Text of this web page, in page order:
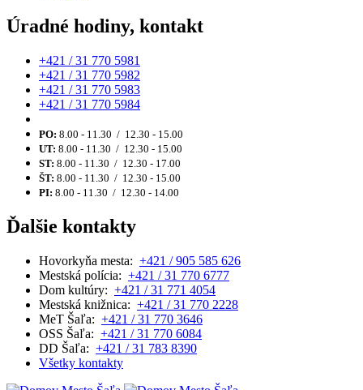
Úradné hodiny, kontakt
+421 / 31 770 5981
+421 / 31 770 5982
+421 / 31 770 5983
+421 / 31 770 5984
PO: 8.00 - 11.30 / 12.30 - 15.00
UT: 8.00 - 11.30 / 12.30 - 15.00
ST: 8.00 - 11.30 / 12.30 - 17.00
ŠT: 8.00 - 11.30 / 12.30 - 15.00
PI: 8.00 - 11.30 / 12.30 - 14.00
Ďalšie kontakty
Hovorkyňa mesta: +421 / 905 585 626
Mestská polícia: +421 / 31 770 6777
Dom kultúry: +421 / 31 771 4054
Mestská knižnica: +421 / 31 770 2228
MeT Šaľa: +421 / 31 770 3646
OSS Šaľa: +421 / 31 770 6084
DD Šaľa: +421 / 31 783 8390
Všetky kontakty